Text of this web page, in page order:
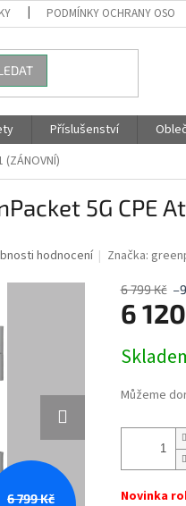
PODMÍNKY OCHRANY
Příslušenství
5G CPE
hodnocení Značka:
6 799 Kč
6 799 Kč
6
cena:
Můžeme
Novinka